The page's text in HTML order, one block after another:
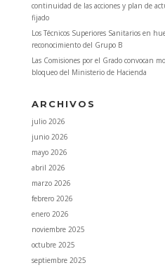
continuidad de las acciones y plan de
fijado
Los Técnicos Superiores Sanitarios en
reconocimiento del Grupo B
Las Comisiones por el Grado convocan
bloqueo del Ministerio de Hacienda
ARCHIVOS
julio 2026
junio 2026
mayo 2026
abril 2026
marzo 2026
febrero 2026
enero 2026
noviembre 2025
octubre 2025
septiembre 2025